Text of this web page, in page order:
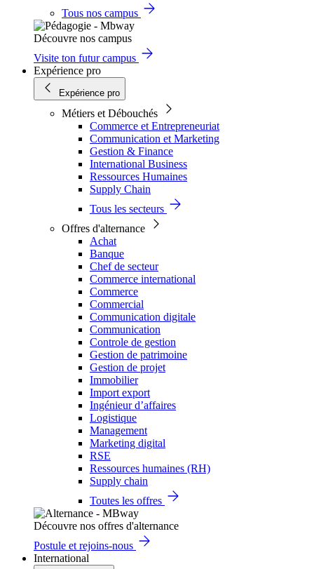
Tous nos campus
Découvre nos campus
Visite ton futur campus
Expérience pro
Expérience pro
Métiers et Débouchés
Commerce et Entrepreneuriat
Communication et Marketing
Gestion & Finance
International Business
Ressources Humaines
Supply Chain
Tous les secteurs
Offres d'alternance
Achat
Banque
Chef de secteur
Commerce international
Commerce
Commercial
Communication digitale
Communication
Controle de gestion
Gestion de patrimoine
Gestion de projet
Immobilier
Import export
Ingénieur d’affaires
Logistique
Management
Marketing digital
RSE
Ressources humaines (RH)
Supply chain
Toutes les offres
Découvre nos offres d'alternance
Postule et rejoins-nous
International